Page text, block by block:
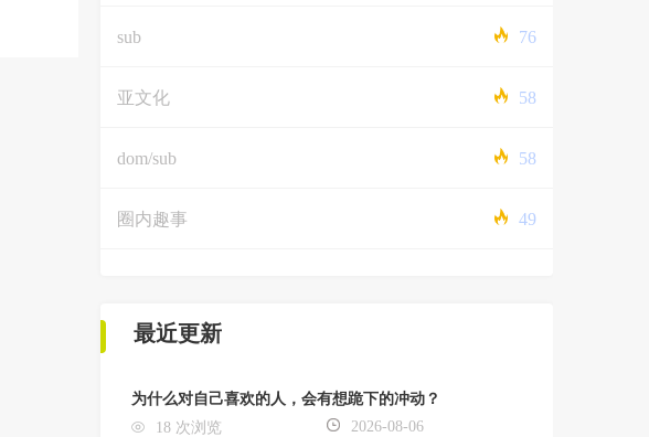
sub 76
亚文化 58
dom/sub 58
圈内趣事 49
最近更新
为什么对自己喜欢的人，会有想跪下的冲动？
18 次浏览
2026-08-06